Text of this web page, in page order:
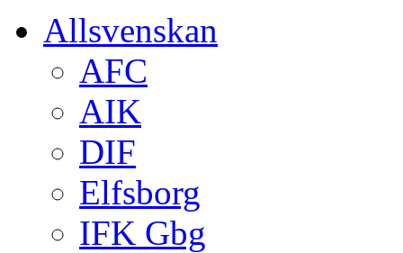
Allsvenskan
AFC
AIK
DIF
Elfsborg
IFK Gbg